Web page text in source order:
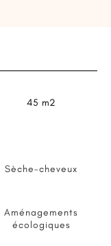
Aménagements
écologiques
Sèche-cheveux
45 m2